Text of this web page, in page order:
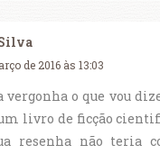
de 2016 às 13:03
vergonha o que vou
livro de ficção
resenha não teria